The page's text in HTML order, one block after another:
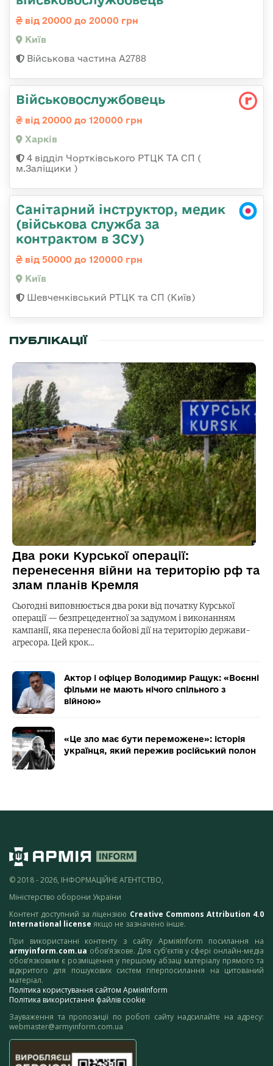
від 20000 до 20000 грн
Київ
Військова частина А2788
Військовослужбовець
від 20000 до 120000 грн
Харків
4 відділ Чортківського РТЦК ТА СП (
м.Заліщики )
Санітарний інструктор, медик
(військова служба за
контрактом в ЗСУ)
від 50000 до 120000 грн
Київ
Шевченківський РТЦК та СП (Київ)
ПУБЛІКАЦІЇ
Два роки Курської операції:
перенесення війни на територію рф та
злам планів Кремля
Сьогодні виповнюється два роки від початку Курської
операції — безпрецедентної за задумом і виконанням
кампанії, яка перенесла бойові дії на територію держави-
агресора. Цей крок…
Актор і офіцер Володимир Ращук: «Воєнні
фільми не мають нічого спільного з
війною»
«Це зло має бути переможене»: історія
українця, який пережив російський полон
© 2018 - 2026, ІНФОРМАЦІЙНЕ АГЕНТСТВО,
Міністерство оборони України
Контент доступний за ліцензією Creative Commons Attribution 4.0
International license якщо не зазначено інше.
При використанні контенту з сайту АрміяInform посилання на
armyinform.com.ua обов’язкове. Для суб’єктів у сфері онлайн-медіа
обов’язковим є розміщення у першому абзаці матеріалу прямого та
відкритого для пошукових систем гіперпосилання на цитований
матеріал.
Політика користування сайтом АрміяInform
Політика використання файлів cookie
Зауваження та пропозиції по роботі сайту надсилайте на адресу:
webmaster@armyinform.com.ua